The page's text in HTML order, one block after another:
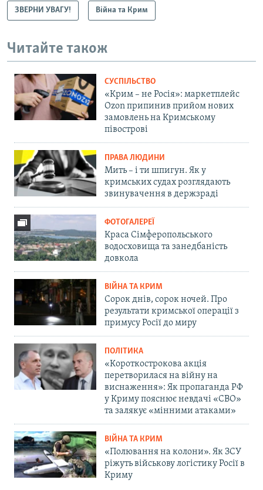
ЗВЕРНИ УВАГУ! Війна та Крим
Читайте також
СУСПІЛЬСТВО
«Крим – не Росія»: маркетплейс
Ozon припинив прийом нових
замовлень на Кримському
півострові
ПРАВА ЛЮДИНИ
Мить – і ти шпигун. Як у
кримських судах розглядають
звинувачення в держзраді
ФОТОГАЛЕРЕЇ
Краса Сімферопольського
водосховища та занедбаність
довкола
ВІЙНА ТА КРИМ
Сорок днів, сорок ночей. Про
результати кримської операції з
примусу Росії до миру
ПОЛІТИКА
«Короткострокова акція
перетворилася на війну на
виснаження»: Як пропаганда РФ
у Криму пояснює невдачі «СВО»
та залякує «мінними атаками»
ВІЙНА ТА КРИМ
«Полювання на колони». Як ЗСУ
ріжуть військову логістику Росії в
Криму